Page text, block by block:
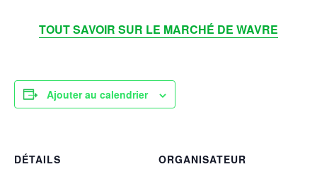
TOUT SAVOIR SUR LE MARCHÉ DE WAVRE
Ajouter au calendrier
DÉTAILS
ORGANISATEUR